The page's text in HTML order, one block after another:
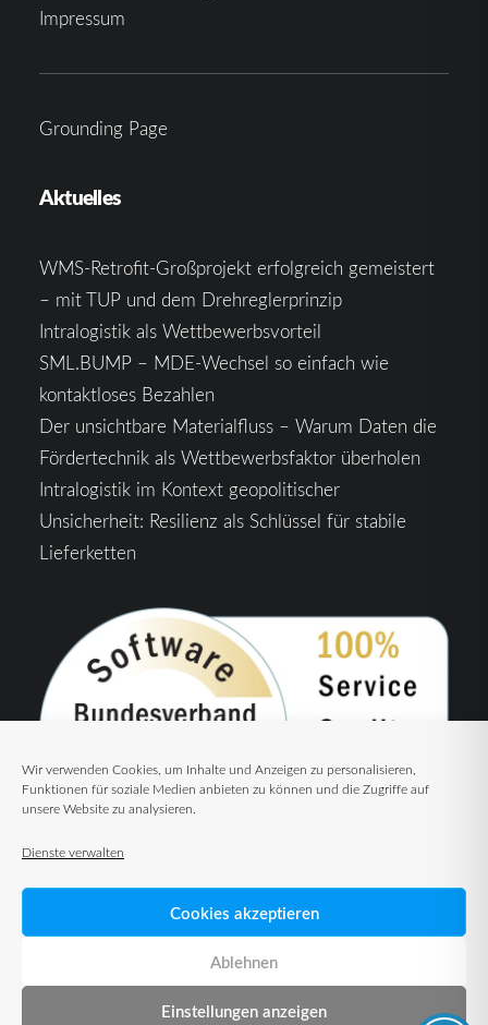
Wir verwenden Cookies, um Inhalte und Anzeigen zu personalisieren,
Funktionen für soziale Medien anbieten zu können und die Zugriffe auf
unsere Website zu analysieren.
Dienste verwalten
Cookies akzeptieren
Ablehnen
Einstellungen anzeigen
Impressum
Grounding Page
Aktuelles
WMS-Retrofit-Großprojekt erfolgreich gemeistert
– mit TUP und dem Drehreglerprinzip
Intralogistik als Wettbewerbsvorteil
SML.BUMP – MDE-Wechsel so einfach wie
kontaktloses Bezahlen
Der unsichtbare Materialfluss – Warum Daten die
Fördertechnik als Wettbewerbsfaktor überholen
Intralogistik im Kontext geopolitischer
Unsicherheit: Resilienz als Schlüssel für stabile
Lieferketten
© 2026 TUP GmbH & Co. KG – Warehouse Management Solutions